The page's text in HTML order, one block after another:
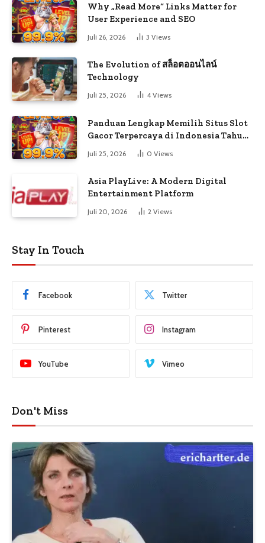
Why „Read More“ Links Matter for
User Experience and SEO
Juli 26, 2026 3 Views
The Evolution of สล็อตออนไลน์
Technology
Juli 25, 2026 4 Views
Panduan Lengkap Memilih Situs Slot
Gacor Terpercaya di Indonesia Tahun
Juli 25, 2026 0 Views
Asia PlayLive: A Modern Digital
Entertainment Platform
Juli 20, 2026 2 Views
Stay In Touch
Facebook Twitter
Pinterest Instagram
YouTube Vimeo
Don't Miss